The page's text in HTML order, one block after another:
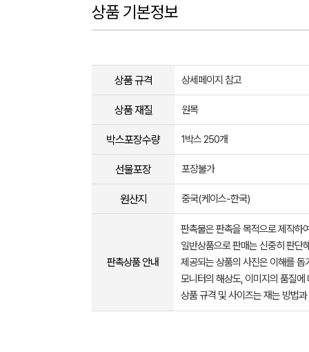
상품 기본정보
상품 규격 상세페이지 참고
상품 재질 원목
박스포장수량 1박스 250개
선물포장 포장불가
원산지 중국(케이스-한국)
판촉상품 안내
판촉물은 판촉을 목적으로 제작하
일반상품으로 판매는 신중히 판단
제공되는 상품의 사진은 이해를
모니터의 해상도, 이미지의 품질
상품 규격 및 사이즈는 재는 방법